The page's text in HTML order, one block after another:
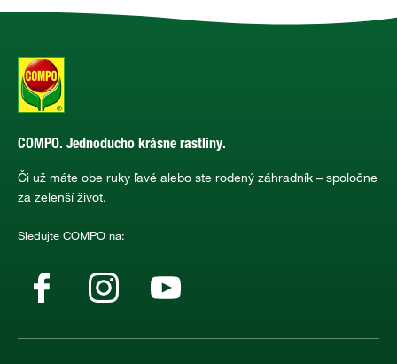
COMPO. Jednoducho krásne rastliny.
Či už máte obe ruky ľavé alebo ste rodený záhradník – spoločne
za zelenší život.
Sledujte COMPO na: